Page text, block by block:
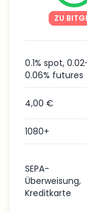
ZU
0.1% spot,
0.06% futures
4,00 €
1080+
SEPA-
Überweisung,
Kreditkarte